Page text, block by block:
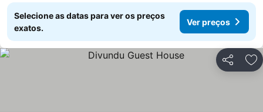
Selecione as datas para ver os preços
exatos.
Ver preços
Partilhar